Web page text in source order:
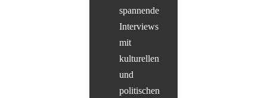
spannende
Interviews
mit
kulturellen
und
politischen